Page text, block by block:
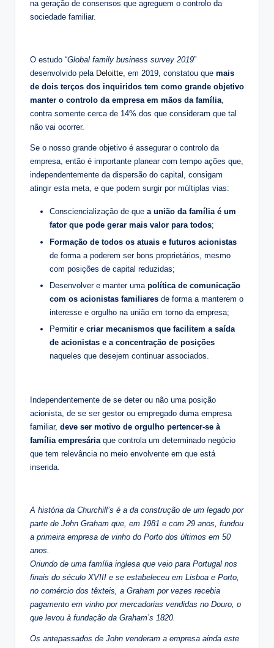
na geração de consensos que agreguem o controlo da
sociedade familiar.
O estudo “Global family business survey 2019”
desenvolvido pela Deloitte, em 2019, constatou que mais
de dois terços dos inquiridos tem como grande objetivo
manter o controlo da empresa em mãos da família,
contra somente cerca de 14% dos que consideram que tal
não vai ocorrer.
Se o nosso grande objetivo é assegurar o controlo da
empresa, então é importante planear com tempo ações que,
independentemente da dispersão do capital, consigam
atingir esta meta, e que podem surgir por múltiplas vias:
Consciencialização de que a união da família é um
fator que pode gerar mais valor para todos;
Formação de todos os atuais e futuros acionistas
de forma a poderem ser bons proprietários, mesmo
com posições de capital reduzidas;
Desenvolver e manter uma política de comunicação
com os acionistas familiares de forma a manterem o
interesse e orgulho na união em torno da empresa;
Permitir e criar mecanismos que facilitem a saída
de acionistas e a concentração de posições
naqueles que desejem continuar associados.
Independentemente de se deter ou não uma posição
acionista, de se ser gestor ou empregado duma empresa
familiar, deve ser motivo de orgulho pertencer-se à
família empresária que controla um determinado negócio
que tem relevância no meio envolvente em que está
inserida.
A história da Churchill’s é a da construção de um legado por
parte de John Graham que, em 1981 e com 29 anos, fundou
a primeira empresa de vinho do Porto dos últimos em 50
anos.
Oriundo de uma família inglesa que veio para Portugal nos
finais do século XVIII e se estabeleceu em Lisboa e Porto,
no comércio dos têxteis, a Graham por vezes recebia
pagamento em vinho por mercadorias vendidas no Douro, o
que levou à fundação da Graham’s 1820.
Os antepassados de John venderam a empresa ainda este